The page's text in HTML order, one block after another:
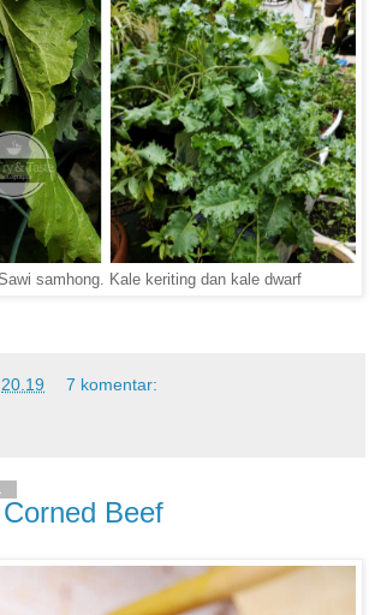
samhong. Kale keriting dan kale dwarf
20.19 7 komentar:
Beef